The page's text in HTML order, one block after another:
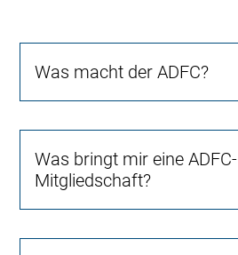
Was macht der ADFC?
Was bringt mir eine ADFC-
Mitgliedschaft?